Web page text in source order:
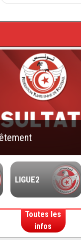
2020
2018/2019
2018
2017
LIGUE2
Toutes les
infos